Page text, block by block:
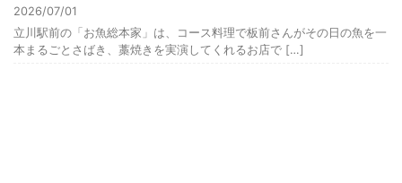
2026/07/01
立川駅前の「お魚総本家」は、コース料理で板前さんがその日の魚を一
本まるごとさばき、藁焼きを実演してくれるお店で […]